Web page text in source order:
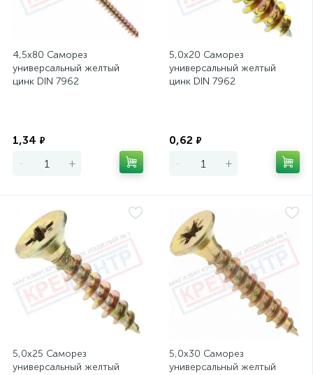
4,5х80 Саморез
универсальный желтый
цинк DIN 7962
1,34 ₽
- +
5,0х20 Саморез
универсальный желтый
цинк DIN 7962
0,62 ₽
- +
5,0х25 Саморез
универсальный желтый
5,0х30 Саморез
универсальный желтый